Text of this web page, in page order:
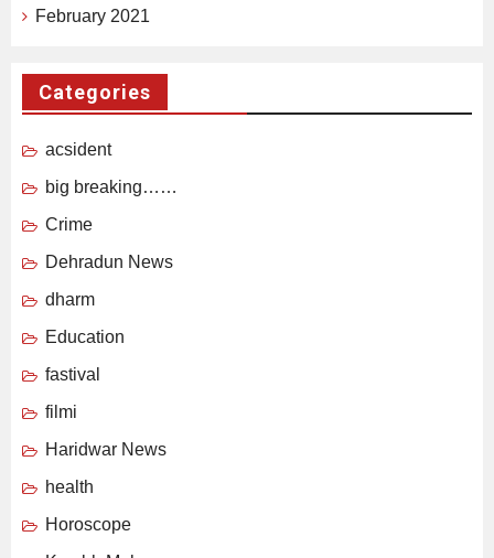
February 2021
Categories
acsident
big breaking……
Crime
Dehradun News
dharm
Education
fastival
filmi
Haridwar News
health
Horoscope